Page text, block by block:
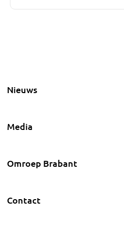
Nieuws
Media
Omroep Brabant
Contact